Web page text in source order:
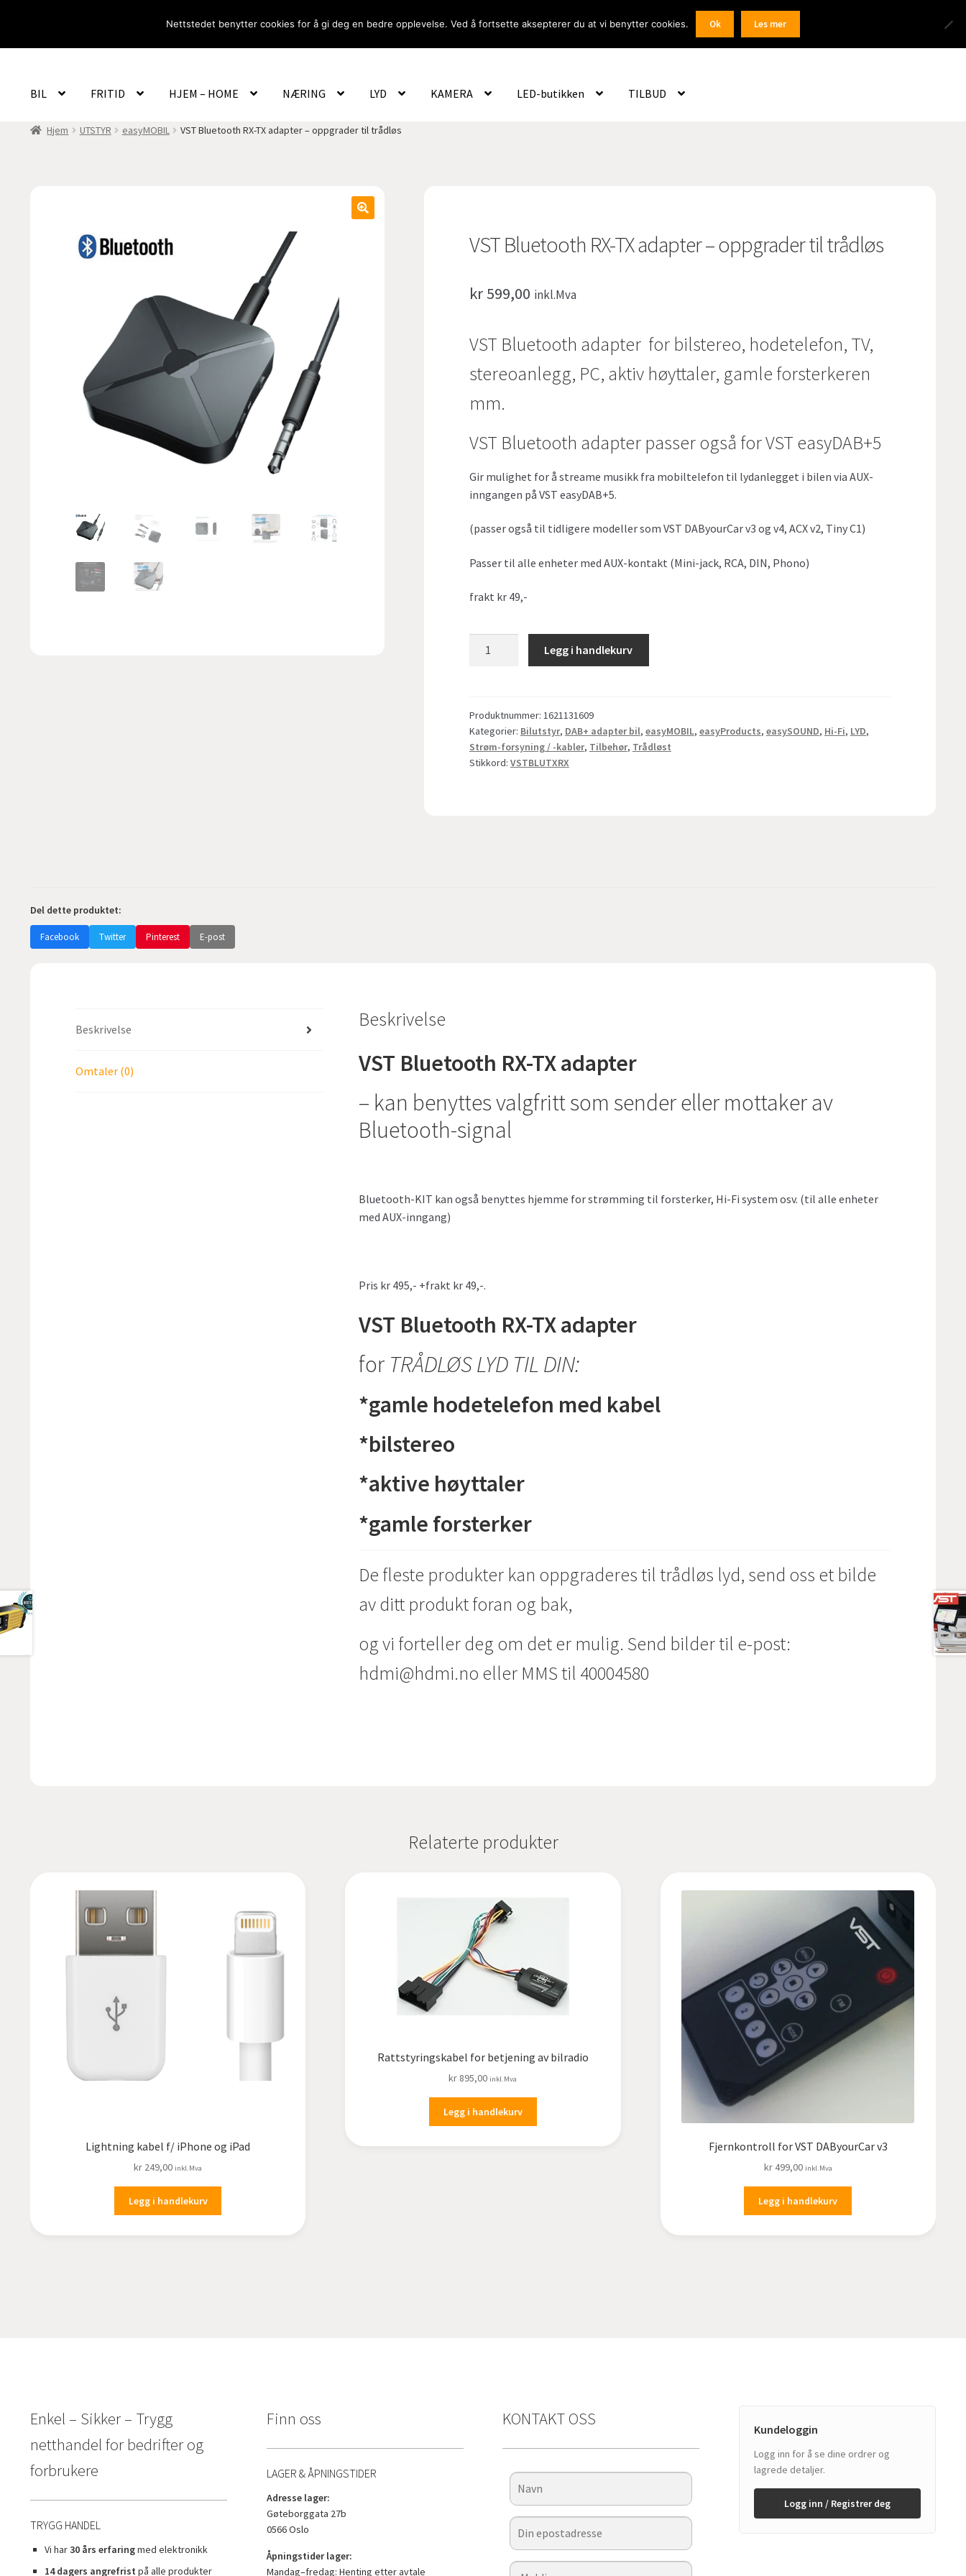
Om Oss Logg inn / Registrer
Products
search
BIL FRITID HJEM – HOME NÆRING LYD KAMERA LED-butikken TILBUD
Hjem UTSTYR easyMOBIL VST Bluetooth RX-TX adapter – oppgrader til trådløs
VST Bluetooth RX-TX adapter – oppgrader til trådløs
kr599,00 inkl.Mva
VST Bluetooth adapter for bilstereo, hodetelefon, TV,
stereoanlegg, PC, aktiv høyttaler, gamle forsterkeren
mm.
VST Bluetooth adapter passer også for VST easyDAB+5
Gir mulighet for å streame musikk fra mobiltelefon til lydanlegget i bilen via AUX-
inngangen på VST easyDAB+5.
(passer også til tidligere modeller som VST DAByourCar v3 og v4, ACX v2, Tiny C1)
Passer til alle enheter med AUX-kontakt (Mini-jack, RCA, DIN, Phono)
frakt kr 49,-
adapter
-
oppgrader
til
Legg i handlekurv
Produktnummer: 1621131609
Kategorier: Bilutstyr, DAB+ adapter bil, easyMOBIL, easyProducts, easySOUND, Hi-Fi, LYD,
Strøm-forsyning / -kabler, Tilbehør, Trådløst
Stikkord: VSTBLUTXRX
Del dette produktet:
Facebook Twitter Pinterest E-post
Beskrivelse
Omtaler (0)
Beskrivelse
VST Bluetooth RX-TXadapter
– kan benyttes valgfritt som sender eller mottaker av
Bluetooth-signal
Bluetooth-KIT kan også benyttes hjemme for strømming til forsterker, Hi-Fi system osv. (til alle enheter
med AUX-inngang)
Pris kr 495,- +frakt kr 49,-.
VST Bluetooth RX-TX adapter
for TRÅDLØS LYD TIL DIN:
*gamle hodetelefon med kabel
*bilstereo
*aktive høyttaler
*gamle forsterker
De fleste produkter kan oppgraderes til trådløs lyd, send oss et bilde
av ditt produkt foran og bak,
og vi forteller deg om det er mulig. Send bilder til e-post:
hdmi@hdmi.no eller MMS til 40004580
Relaterte produkter
Lightning kabel f/ iPhone og iPad
kr 249,00 inkl.Mva
Legg i handlekurv
Rattstyringskabel for betjening av bilradio
kr 895,00 inkl.Mva
Legg i handlekurv
Fjernkontroll for VST DAByourCar v3
kr499,00 inkl.Mva
Legg i handlekurv
Enkel – Sikker – Trygg
netthandel for bedrifter og
forbrukere
TRYGG HANDEL
Vi har30 års erfaringmed elektronikk
14 dagers angrefrist på alle produkter
Finn oss
LAGER & ÅPNINGSTIDER
Adresse lager:
Gøteborggata 27b
0566 Oslo
Åpningstider lager:
Mandag–fredag: Henting etter avtale
KONTAKT OSS
Kundeloggin
Logg inn for å se dine ordrer og
lagrede detaljer.
Logg inn / Registrer deg
Nettstedet benytter cookies for å gi deg en bedre opplevelse. Ved å fortsette aksepterer du at vi benytter cookies. Ok Les mer